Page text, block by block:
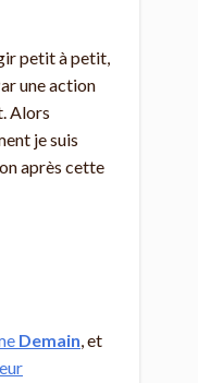
petit à petit,
une action
Alors
je suis
après cette
Demain, et